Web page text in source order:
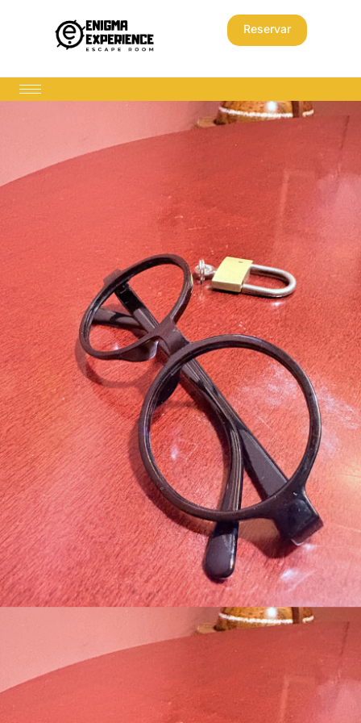
Reservar